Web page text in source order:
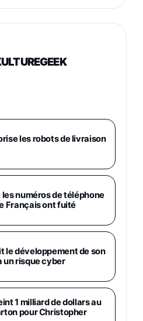
Galaxy S26+ Violet
Miracle Ultra, Smartphone
AI, 512 Go,
Rapide 25W Inclus,
Noir, Version FR
512 Go Bleu
Tiers)
Go Violet
Tiers)
- Casque Enfant - Bleu &
5 Casques, Blanc
(Vendeur Tiers)
les robots de livraison
numéros de téléphone
Français ont fuité
le développement de son
un risque cyber
1 milliard de dollars au
pour Christopher